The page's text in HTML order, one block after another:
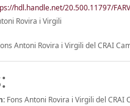
hdl.handle.net/20.500.11797/
Rovira i Virgili
Antoni Rovira i Virgili del CRAI
Fons Antoni Rovira i Virgili del